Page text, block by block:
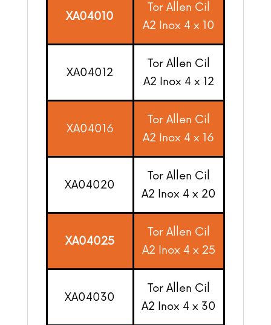
XA04010
Tor Allen Cil
A2 Inox 4 x 10
XA04012
Tor Allen Cil
A2 Inox 4 x 12
XA04016
Tor Allen Cil
A2 Inox 4 x 16
XA04020
Tor Allen Cil
A2 Inox 4 x 20
XA04025
Tor Allen Cil
A2 Inox 4 x 25
XA04030
Tor Allen Cil
A2 Inox 4 x 30